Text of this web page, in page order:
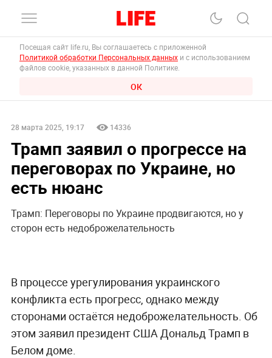
Посещая сайт life.ru, Вы соглашаетесь с приложенной
Политикой обработки Персональных данных и с использованием
файлов cookie, указанных в данной Политике.
ОК
28 марта 2025, 19:17 14336
Трамп заявил о прогрессе на
переговорах по Украине, но
есть нюанс
Трамп: Переговоры по Украине продвигаются, но у
сторон есть недоброжелательность
В процессе урегулирования украинского
конфликта есть прогресс, однако между
сторонами остаётся недоброжелательность. Об
этом заявил президент США Дональд Трамп в
Белом доме.